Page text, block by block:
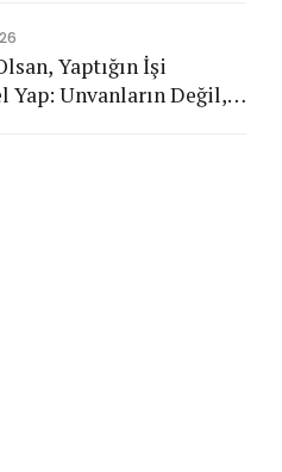
Yaptığın İşi
Yap: Unvanların Değil,